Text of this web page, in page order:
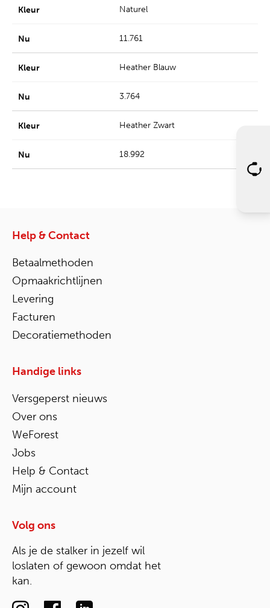
Naturel
11.761
Heather Blauw
3.764
Heather Zwart
18.992
Help & Contact
Betaalmethoden
Opmaakrichtlijnen
Levering
Facturen
Decoratiemethoden
Handige links
Versgeperst nieuws
Over ons
WeForest
Jobs
Help & Contact
Mijn account
Volg ons
Als je de stalker in jezelf wil
loslaten of gewoon omdat het
kan.